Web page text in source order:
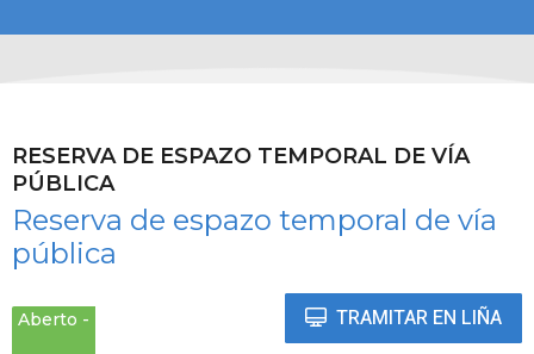
RESERVA DE ESPAZO TEMPORAL DE VÍA
PÚBLICA
Reserva de espazo temporal de vía
pública
Aberto TRAMITAR EN LIÑA